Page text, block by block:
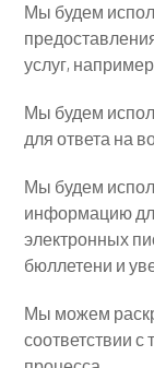
Мы будем
услуг,
Мы будем
для ответа на
Мы будем
информацию
электронных
бюллетени и
Мы можем
соответствии